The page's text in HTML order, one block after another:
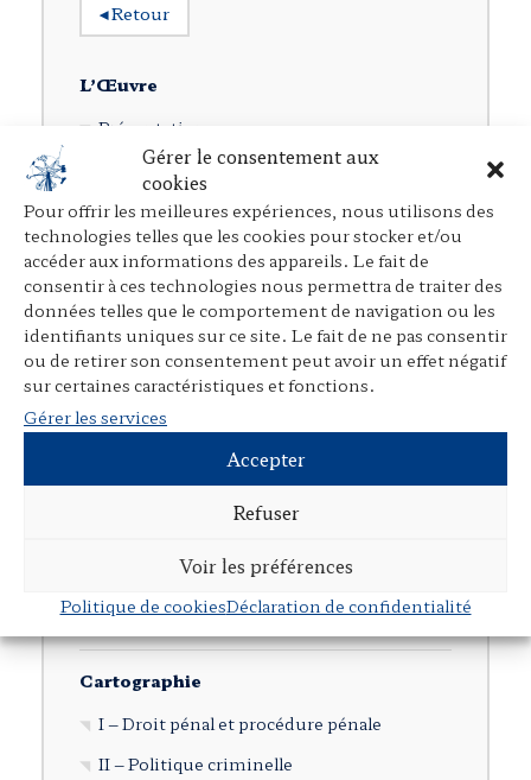
Gérer le consentement aux
cookies
Pour offrir les meilleures expériences, nous utilisons des
technologies telles que les cookies pour stocker et/ou
accéder aux informations des appareils. Le fait de
consentir à ces technologies nous permettra de traiter des
données telles que le comportement de navigation ou les
identifiants uniques sur ce site. Le fait de ne pas consentir
ou de retirer son consentement peut avoir un effet négatif
sur certaines caractéristiques et fonctions.
Gérer les services
Accepter
Refuser
Voir les préférences
Politique de cookiesDéclaration de confidentialité
◂Retour
L’Œuvre
Présentation
Rubriques
Ouvrages individuels
Direction d’ouvrages collectifs
Participation à des ouvrages collectifs
Articles dans des revues juridiques
Avant-propos, préfaces, postfaces,
comptes rendus
Cours, colloques, conférences, tables
Autres publications
Documents en langue étrangère
Cartographie
I – Droit pénal et procédure pénale
II – Politique criminelle